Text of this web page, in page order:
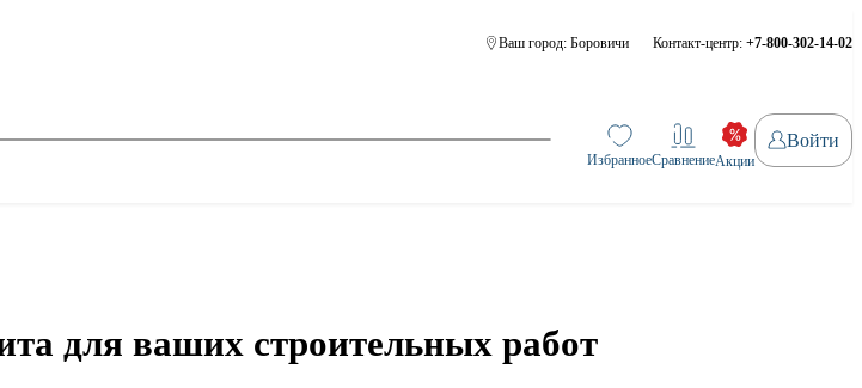
Ваш город: Боровичи Контакт-центр: +7-800-302-14-02
ИзбранноеСравнениеАкции
Войти
для ваших строительных работ